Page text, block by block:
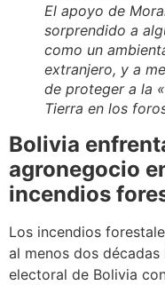
El apoyo de
sorprendido a
como un
extranjero, y a
de proteger a la
Tierra en los
Bolivia
agronegocio
incendios
Los incendios
al menos dos
electoral de Bolivia